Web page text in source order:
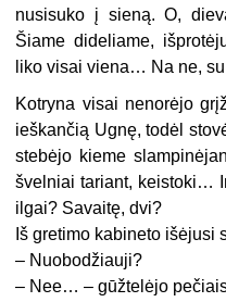
nusisuko į sieną. O,
Šiame dideliame,
liko visai viena… Na ne,
Kotryna visai nenorėjo
ieškančią Ugnę, todėl
stebėjo kieme
švelniai tariant, keistoki…
ilgai? Savaitę, dvi?
Iš gretimo kabineto išėjusi
– Nuobodžiauji?
– Nee… – gūžtelėjo